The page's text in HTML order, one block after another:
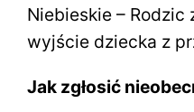
Niebieskie – Rodzic
wyjście dziecka z
Jak zgłosić